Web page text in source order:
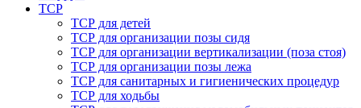
ТСР
ТСР для детей
ТСР для организации позы сидя
ТСР для организации вертикализации (поза стоя)
ТСР для организации позы лежа
ТСР для санитарных и гигиенических процедур
ТСР для ходьбы